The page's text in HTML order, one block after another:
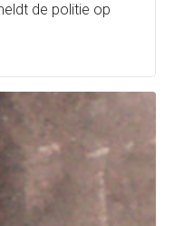
de politie op